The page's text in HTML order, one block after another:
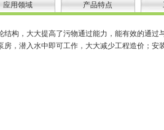
应用领域 产品特点
结构，大大提高了污物通过能力，能有效的通
房，潜入水中即可工作，大大减少工程造价；安